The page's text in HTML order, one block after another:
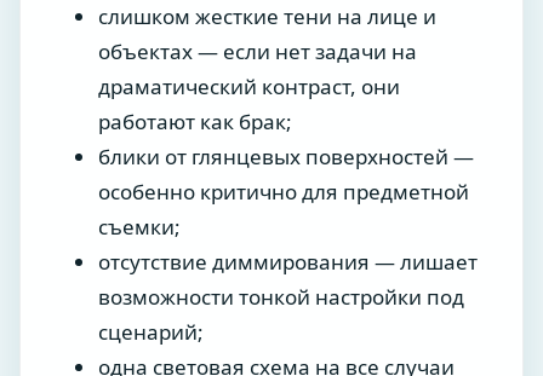
слишком жесткие тени на лице и
объектах — если нет задачи на
драматический контраст, они
работают как брак;
блики от глянцевых поверхностей —
особенно критично для предметной
съемки;
отсутствие диммирования — лишает
возможности тонкой настройки под
сценарий;
одна световая схема на все случаи